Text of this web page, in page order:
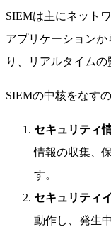
SIEMは主にネット
アプリケーション
り、リアルタイムの
SIEMの中核をなす
セキュリティ
情報の収集、
す。
セキュリティ
動作し、発生